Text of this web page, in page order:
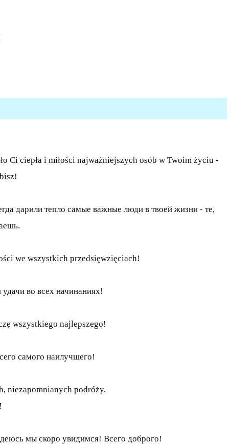
Ci ciepła i miłości najważniejszych osób w Twoim życiu -
дарили тепло самые важные люди в твоей жизни - те,
we wszystkich przedsięwzięciach!
во всех начинаниях!
wszystkiego najlepszego!
самого наилучшего!
niezapomnianych podróży.
мы скоро увидимся! Всего доброго!